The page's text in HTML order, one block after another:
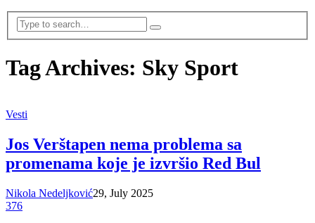
Tag Archives: Sky Sport
Vesti
Jos Verštapen nema problema sa
promenama koje je izvršio Red Bul
Nikola Nedeljković29, July 2025
376